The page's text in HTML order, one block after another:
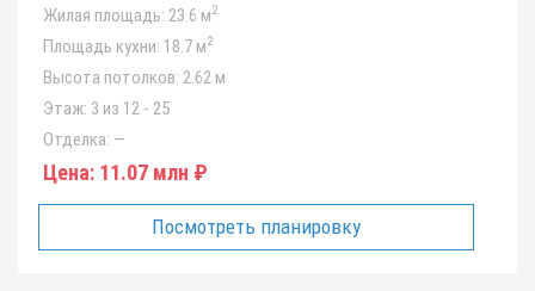
Жилая площадь: 23.6 м2
Площадь кухни: 18.7 м2
Высота потолков: 2.62 м
Этаж: 3 из 12 - 25
Отделка: —
Цена: 11.07 млн ₽
Посмотреть планировку